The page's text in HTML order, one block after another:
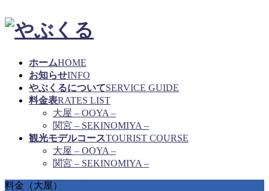
ホームHOME
お知らせINFO
やぶくるについてSERVICE GUIDE
料金表RATES LIST
大屋 – OOYA –
関宮 – SEKINOMIYA –
観光モデルコースTOURIST COURSE
大屋 – OOYA –
関宮 – SEKINOMIYA –
料金（大屋）